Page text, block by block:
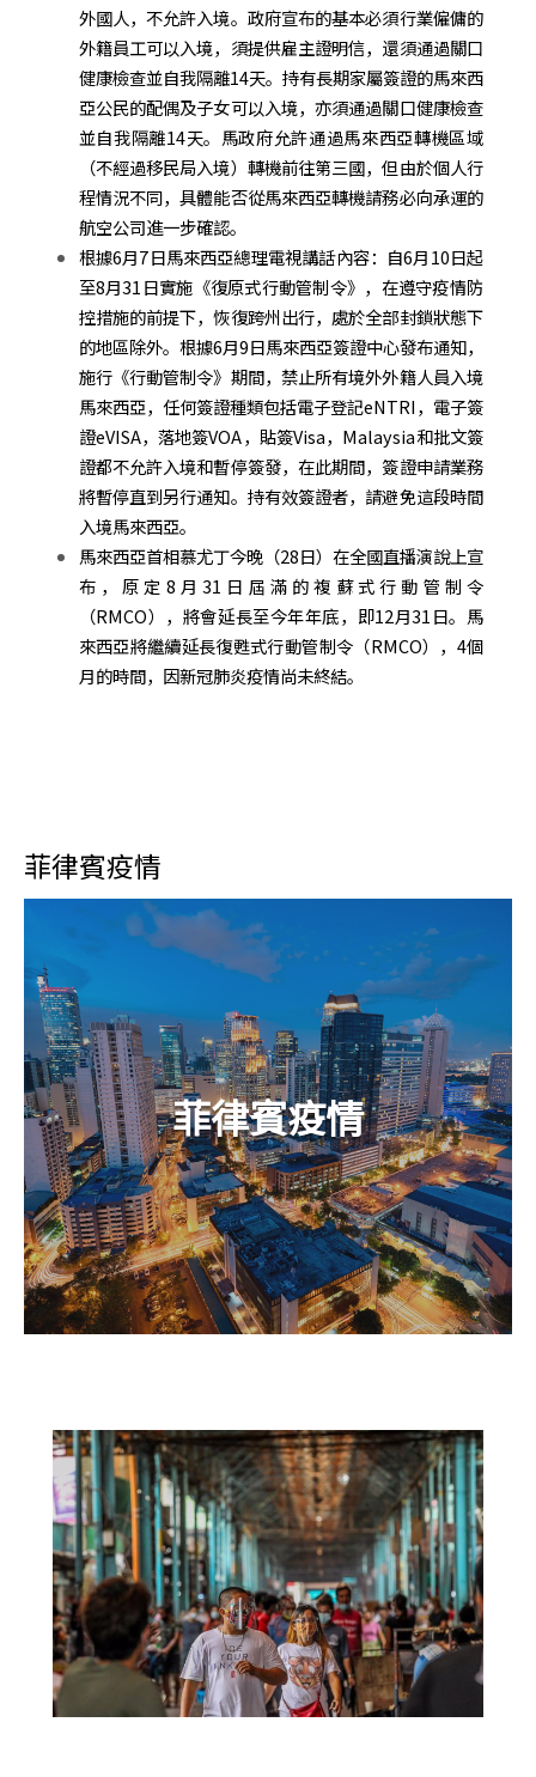
外國人，不允許入境。政府宣布的基本必須行業僱傭的
外籍員工可以入境，須提供雇主證明信，還須通過關口
健康檢查並自我隔離14天。持有長期家屬簽證的馬來西
亞公民的配偶及子女可以入境，亦須通過關口健康檢查
並自我隔離14天。馬政府允許通過馬來西亞轉機區域
（不經過移民局入境）轉機前往第三國，但由於個人行
程情況不同，具體能否從馬來西亞轉機請務必向承運的
航空公司進一步確認。
根據6月7日馬來西亞總理電視講話內容：自6月10日起
至8月31日實施《復原式行動管制令》，在遵守疫情防
控措施的前提下，恢復跨州出行，處於全部封鎖狀態下
的地區除外。根據6月9日馬來西亞簽證中心發布通知，
施行《行動管制令》期間，禁止所有境外外籍人員入境
馬來西亞，任何簽證種類包括電子登記eNTRI，電子簽
證eVISA，落地簽VOA，貼簽Visa，Malaysia和批文簽
證都不允許入境和暫停簽發，在此期間，簽證申請業務
將暫停直到另行通知。持有效簽證者，請避免這段時間
入境馬來西亞。
馬來西亞首相慕尤丁今晚（28日）在全國直播演說上宣
布，原定8月31日屆滿的複蘇式行動管制令
（RMCO），將會延長至今年年底，即12月31日。馬
來西亞將繼續延長復甦式行動管制令（RMCO），4個
月的時間，因新冠肺炎疫情尚未終結。
菲律賓疫情
菲律賓疫情